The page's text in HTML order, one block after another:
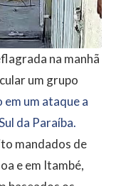
na manhã
um grupo
um ataque a
da Paraíba.
mandados de
e em Itambé,